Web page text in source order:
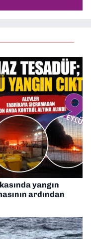
yangın
ardından